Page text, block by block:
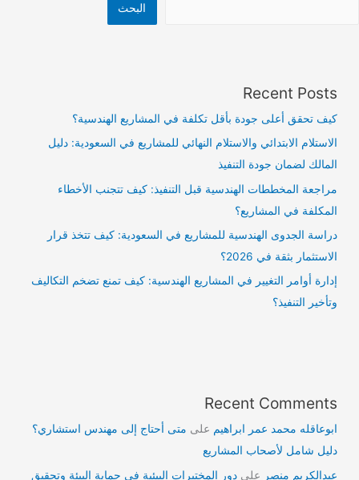
البحث
Recent Posts
كيف تحقق أعلى جودة بأقل تكلفة في المشاريع الهندسية؟
الاستلام الابتدائي والاستلام النهائي للمشاريع في السعودية: دليل
المالك لضمان جودة التنفيذ
مراجعة المخططات الهندسية قبل التنفيذ: كيف تتجنب الأخطاء
المكلفة في المشاريع؟
دراسة الجدوى الهندسية للمشاريع في السعودية: كيف تتخذ قرار
الاستثمار بثقة في 2026؟
إدارة أوامر التغيير في المشاريع الهندسية: كيف تمنع تضخم التكاليف
وتأخير التنفيذ؟
Recent Comments
ابوعاقله محمد عمر ابراهيم على متى أحتاج إلى مهندس استشاري؟
دليل شامل لأصحاب المشاريع
عبدالكريم منصر علىدور المختبرات البيئية في حماية البيئة وتحقيق